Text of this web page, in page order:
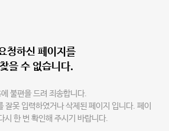
청하신 페이지를
찾을 수 없습니다.
불편을 드려 죄송합니다.
잘못 입력하였거나 삭제된 페이지 입니다. 페이
시 한 번 확인해 주시기 바랍니다.